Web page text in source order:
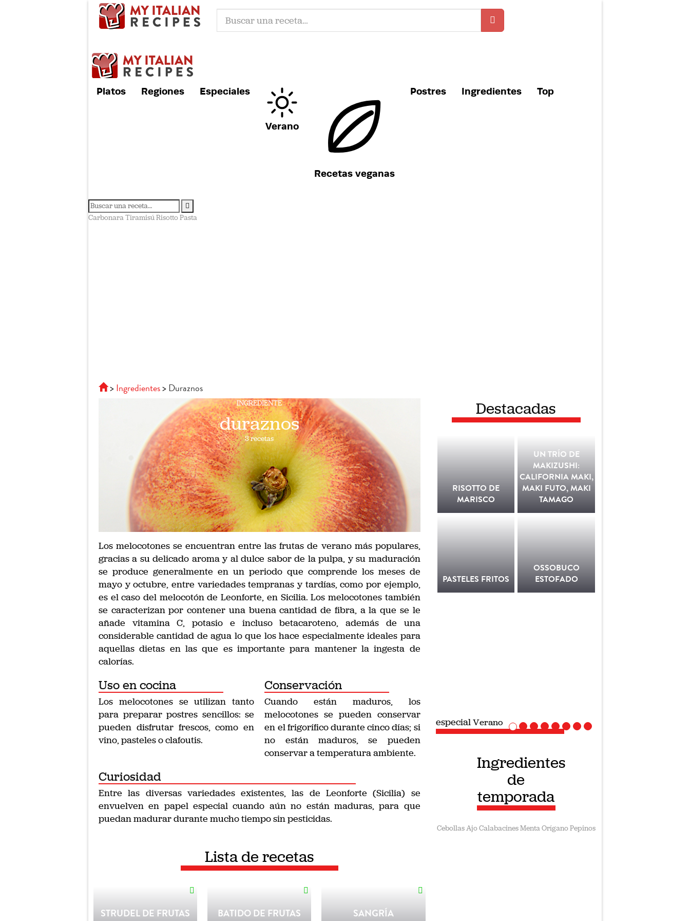
Platos Regiones Especiales
Verano
Recetas veganas
Postres Ingredientes Top
CarbonaraTiramisúRisottoPasta
Ingredientes Duraznos
INGREDIENTE
duraznos
3 recetas
Los melocotones se encuentran entre las frutas de verano más populares,
gracias a su delicado aroma y al dulce sabor de la pulpa, y su maduración
se produce generalmente en un periodo que comprende los meses de
mayo y octubre, entre variedades tempranas y tardías, como por ejemplo,
es el caso del melocotón de Leonforte, en Sicilia. Los melocotones también
se caracterizan por contener una buena cantidad de fibra, a la que se le
añade vitamina C, potasio e incluso betacaroteno, además de una
considerable cantidad de agua lo que los hace especialmente ideales para
aquellas dietas en las que es importante para mantener la ingesta de
calorías.
Uso en cocina
Los melocotones se utilizan tanto
para preparar postres sencillos: se
pueden disfrutar frescos, como en
vino, pasteles o clafoutis.
Conservación
Cuando están maduros, los
melocotones se pueden conservar
en el frigorífico durante cinco días; si
no están maduros, se pueden
conservar a temperatura ambiente.
Curiosidad
Entre las diversas variedades existentes, las de Leonforte (Sicilia) se
envuelven en papel especial cuando aún no están maduras, para que
puedan madurar durante mucho tiempo sin pesticidas.
Lista de recetas
STRUDEL DE FRUTAS BATIDO DE FRUTAS SANGRÍA
Destacadas
RISOTTO DE
MARISCO
UN TRÍO DE
MAKIZUSHI:
CALIFORNIA MAKI,
MAKI FUTO, MAKI
TAMAGO
PASTELES FRITOS
OSSOBUCO
ESTOFADO
especialVerano
Ingredientes
de
temporada
CebollasAjoCalabacinesMentaOríganoPepinos